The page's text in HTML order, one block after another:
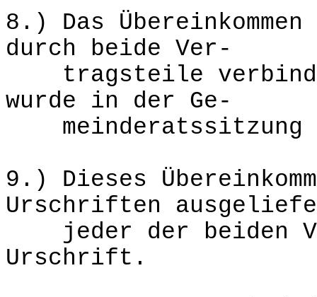
8.) Das
durch beide Ver-
tragsteile
wurde in der Ge-
meinderatssitzung
9.) Dieses
Urschriften
jeder der beiden
Urschrift.